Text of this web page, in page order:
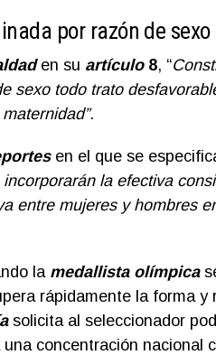
por razón de sexo
en su artículo8, “
sexo todo trato
maternidad”.
en el que se
la efectiva
entre mujeres y hombres
la medallista olímpica
rápidamente la forma y
solicita al seleccionador
concentración nacional